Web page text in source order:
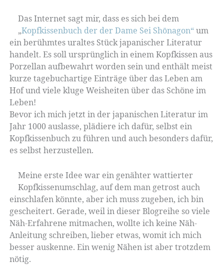
Das Internet sagt mir, dass es sich bei dem
„Kopfkissenbuch der der Dame Sei Shōnagon“um
ein berühmtes uraltes Stück japanischer Literatur
handelt. Es soll ursprünglich in einem Kopfkissen aus
Porzellan aufbewahrt worden sein und enthält meist
kurze tagebuchartige Einträge über das Leben am
Hof und viele kluge Weisheiten über das Schöne im
Leben!
Bevor ich mich jetzt in der japanischen Literatur im
Jahr 1000 auslasse, plädiere ich dafür, selbst ein
Kopfkissenbuch zu führen und auch besonders dafür,
es selbst herzustellen.
Meine erste Idee war ein genähter wattierter
Kopfkissenumschlag, auf dem man getrost auch
einschlafen könnte, aber ich muss zugeben, ich bin
gescheitert. Gerade, weil in dieser Blogreihe so viele
Näh-Erfahrene mitmachen, wollte ich keine Näh-
Anleitung schreiben, lieber etwas, womit ich mich
besser auskenne. Ein wenig Nähen ist aber trotzdem
nötig.